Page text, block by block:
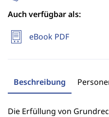
Auch verfügbar als:
eBook PDF
Beschreibung
Die Erfüllung von